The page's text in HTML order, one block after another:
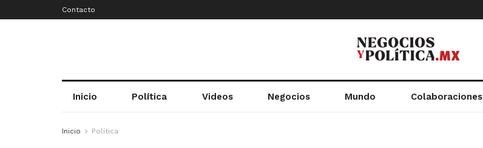
Contacto
Inicio Política Videos Negocios Mundo Colaboraciones
Inicio Política